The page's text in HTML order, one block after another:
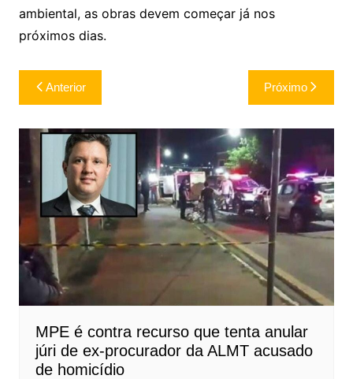
ambiental, as obras devem começar já nos
próximos dias.
Navegação
de
Post
Anterior Próximo
MPE é contra recurso que tenta anular
júri de ex-procurador da ALMT acusado
de homicídio